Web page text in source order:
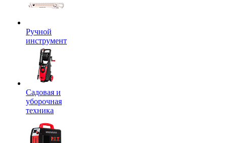
Ручной
инструмент
Садовая и
уборочная
техника